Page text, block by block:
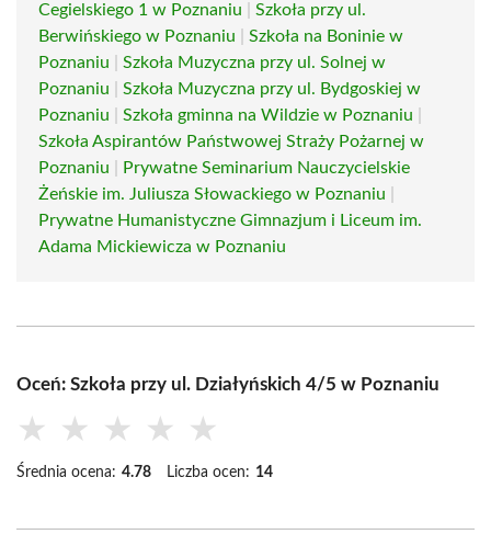
Cegielskiego 1 w Poznaniu
Szkoła przy ul.
Berwińskiego w Poznaniu
Szkoła na Boninie w
Poznaniu
Szkoła Muzyczna przy ul. Solnej w
Poznaniu
Szkoła Muzyczna przy ul. Bydgoskiej w
Poznaniu
Szkoła gminna na Wildzie w Poznaniu
Szkoła Aspirantów Państwowej Straży Pożarnej w
Poznaniu
Prywatne Seminarium Nauczycielskie
Żeńskie im. Juliusza Słowackiego w Poznaniu
Prywatne Humanistyczne Gimnazjum i Liceum im.
Adama Mickiewicza w Poznaniu
Oceń: Szkoła przy ul. Działyńskich 4/5 w Poznaniu
★ ★ ★ ★ ★
Średnia ocena: 4.78 Liczba ocen: 14